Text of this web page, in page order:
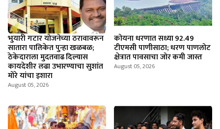
भुयारी गटार योजनेच्या ठरावावरून
सातारा पालिकेत पुन्हा खळबळ;
ठेकेदाराला मुदतवाढ दिल्यास
कायदेशीर लढा उभारण्याचा सुशांत
मोरे यांचा इशारा
August 05, 2026
कोयना धरणात सध्या 92.49
टीएमसी पाणीसाठा; धरण पाणलोट
क्षेत्रात पावसाचा जोर कमी जास्त
August 05, 2026